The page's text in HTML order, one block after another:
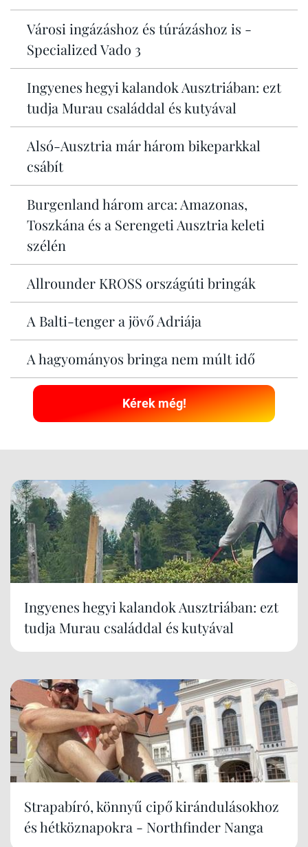
Városi ingázáshoz és túrázáshoz is -
Specialized Vado 3
Ingyenes hegyi kalandok Ausztriában: ezt
tudja Murau családdal és kutyával
Alsó-Ausztria már három bikeparkkal
csábít
Burgenland három arca: Amazonas,
Toszkána és a Serengeti Ausztria keleti
szélén
Allrounder KROSS országúti bringák
A Balti-tenger a jövő Adriája
A hagyományos bringa nem múlt idő
Kérek még!
Ingyenes hegyi kalandok Ausztriában: ezt
tudja Murau családdal és kutyával
Strapabíró, könnyű cipő kirándulásokhoz
és hétköznapokra - Northfinder Nanga